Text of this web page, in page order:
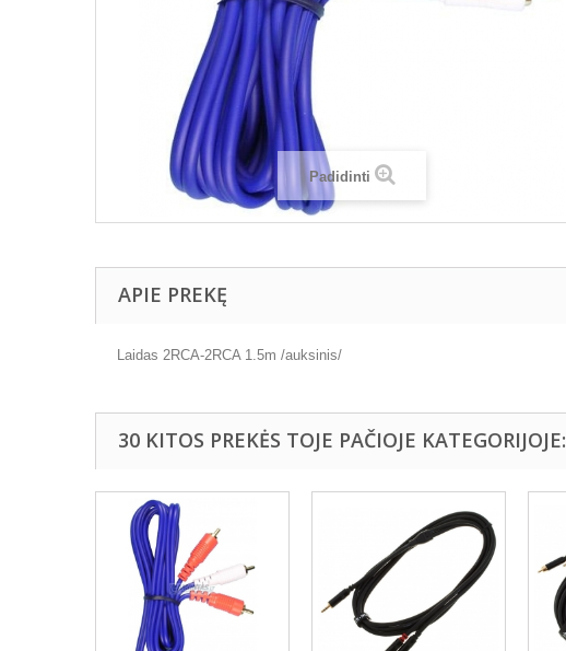
Padidinti
APIE PREKĘ
Laidas 2RCA-2RCA 1.5m /auksinis/
30 KITOS PREKĖS TOJE PAČIOJE KATEGORIJOJE: